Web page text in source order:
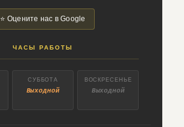
⭐ Оцените нас в Google
ЧАСЫ РАБОТЫ
СУББОТА
Выходной
ВОСКРЕСЕНЬЕ
Выходной